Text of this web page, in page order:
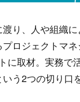
り、人や組織
ロジェクトマ
に取材。実務で
う2つの切り口